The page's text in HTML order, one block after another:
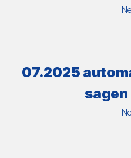
07.2025
sagen